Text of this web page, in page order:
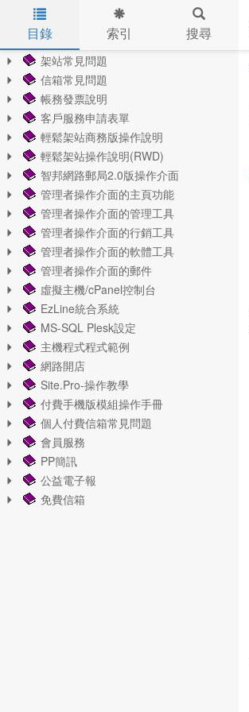
Skip to main content
目錄 索引 搜尋
架站常見問題
信箱常見問題
帳務發票說明
客戶服務申請表單
輕鬆架站商務版操作說明
輕鬆架站操作說明(RWD)
智邦網路郵局2.0版操作介面
管理者操作介面的主頁功能
管理者操作介面的管理工具
管理者操作介面的行銷工具
管理者操作介面的軟體工具
管理者操作介面的郵件
虛擬主機/cPanel控制台
EzLine統合系統
MS-SQL Plesk設定
主機程式程式範例
網路開店
Site.Pro-操作教學
付費手機版模組操作手冊
個人付費信箱常見問題
會員服務
PP簡訊
公益電子報
免費信箱